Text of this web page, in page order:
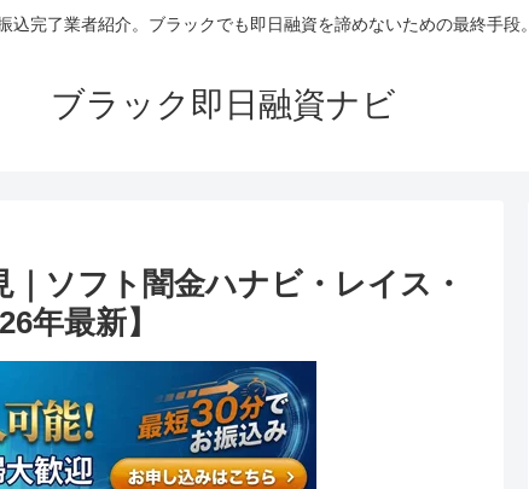
込完了業者紹介。ブラックでも即日融資を諦めないための最終手段。
ブラック即日融資ナビ
ソフト闇金ハナビ・レイス・
年最新】